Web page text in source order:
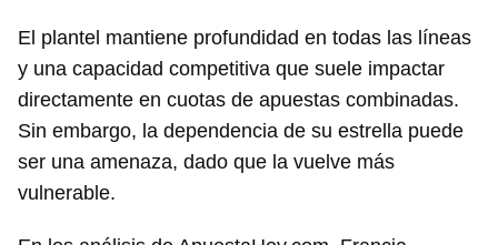
El plantel mantiene profundidad en todas las líneas
y una capacidad competitiva que suele impactar
directamente en cuotas de apuestas combinadas.
Sin embargo, la dependencia de su estrella puede
ser una amenaza, dado que la vuelve más
vulnerable.